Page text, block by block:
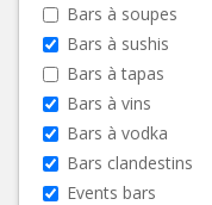
Bars à soupes
Bars à sushis
Bars à tapas
Bars à vins
Bars à vodka
Bars clandestins
Events bars